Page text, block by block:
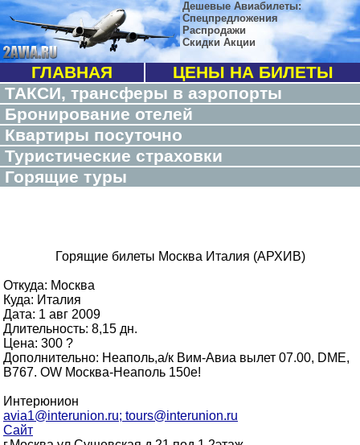
Дешевые Авиабилеты:
Спецпредложения
Распродажи
Скидки Акции
ГЛАВНАЯ
ЦЕНЫ НА БИЛЕТЫ
ТАКСИ, трансферы в аэропорты
Бронирование отелей
Квартиры посуточно
Туристические страховки
Горящие туры
Горящие билеты Москва Италия (АРХИВ)
Откуда: Москва
Куда: Италия
Дата: 1 авг 2009
Длительность: 8,15 дн.
Цена: 300 ?
Дополнительно: Неаполь,а/к Вим-Авиа вылет 07.00, DME,
B767. OW Москва-Неаполь 150е!
Интерюнион
avia1@interunion.ru; tours@interunion.ru
Сайт